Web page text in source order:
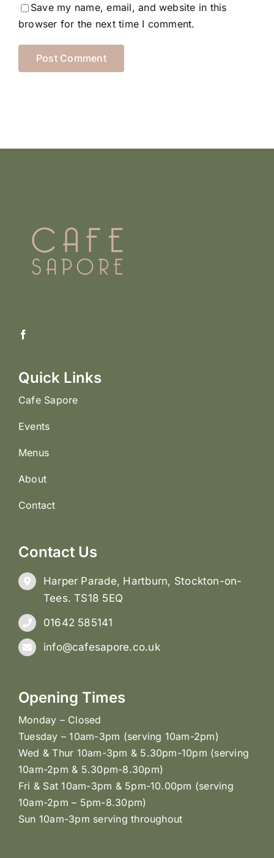
Save my name, email, and website in this
browser for the next time I comment.
Quick Links
Cafe Sapore
Events
Menus
About
Contact
Contact Us
Harper Parade, Hartburn, Stockton-on-
Tees. TS18 5EQ
01642 585141
info@cafesapore.co.uk
Opening Times
Monday – Closed
Tuesday – 10am-3pm (serving 10am-2pm)
Wed & Thur 10am-3pm & 5.30pm-10pm (serving
10am-2pm & 5.30pm-8.30pm)
Fri & Sat 10am-3pm & 5pm-10.00pm (serving
10am-2pm – 5pm-8.30pm)
Sun 10am-3pm serving throughout